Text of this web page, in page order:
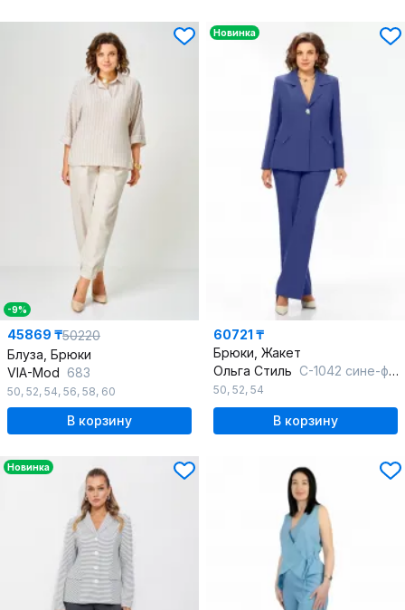
-9%
45869 ₸50220
Блуза, Брюки
VIA-Mod 683
50, 52, 54, 56, 58, 60
В корзину
Новинка
60721 ₸
Брюки, Жакет
Ольга Стиль С-1042 сине-фиолетовый
50, 52, 54
В корзину
Новинка